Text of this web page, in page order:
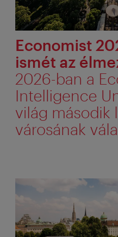
Economist
ismét az
2026-ban a
Intelligence
világ második
városának